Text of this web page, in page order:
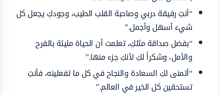
“أنتِ رفيقة دربي وصاحبة القلب الطيب، وجودكِ يجعل كل
شيء أسهل وأجمل.”
“بفضل صداقة مثلكِ، تعلمت أن الحياة مليئة بالفرح
والأمل، وشكراً لكِ لأنكِ جزء منها.”
“أتمنى لكِ السعادة والنجاح في كل ما تفعلينه، فأنتِ
تستحقين كل الخير في العالم.”